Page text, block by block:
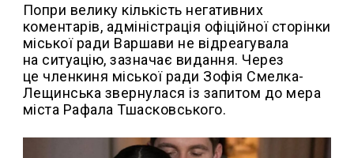
Попри велику кількість негативних
коментарів, адміністрація офіційної сторінки
міської ради Варшави не відреагувала
на ситуацію, зазначає видання. Через
це членкиня міської ради Зофія Смелка-
Лещинська звернулася із запитом до мера
міста Рафала Тшасковського.